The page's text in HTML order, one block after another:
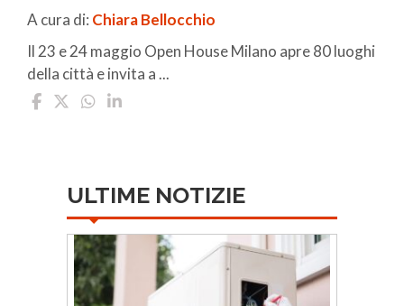
A cura di: Chiara Bellocchio
Il 23 e 24 maggio Open House Milano apre 80 luoghi
della città e invita a ...
ULTIME NOTIZIE